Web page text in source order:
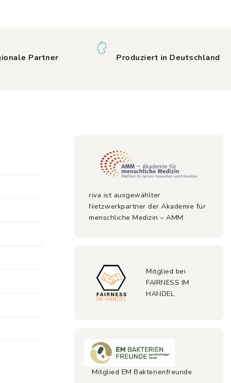
Partner Produziert in Deutschland
riva ist ausgewählter
Netzwerkpartner der Akademie für
menschliche Medizin – AMM
Mitglied bei
FAIRNESS IM
HANDEL
Mitglied EM Bakterienfreunde